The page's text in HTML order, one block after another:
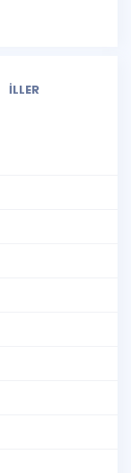
İLLER